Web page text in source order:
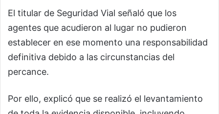
El titular de Seguridad Vial señaló que los
agentes que acudieron al lugar no pudieron
establecer en ese momento una responsabilidad
definitiva debido a las circunstancias del
percance.
Por ello, explicó que se realizó el levantamiento